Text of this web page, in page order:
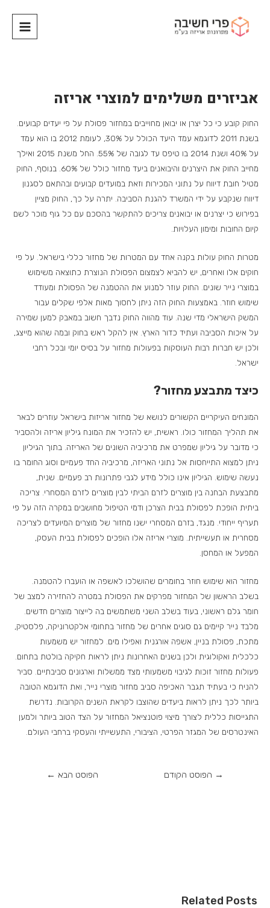
אביזרים משלימים למוצרי אריזה
החוק קובע כי כל יצרן או יבואן מחוייבים במחזור פסולת על פי יעדים קבועים.
בשנת 2011 לדוגמא עמד היעד הכולל על 30%, לעומת 2012 בו הוא עמד
על 40% ושנת 2014 בו טיפס עד לגובה של 55%. החל משנת 2015 ואילך
מחייב החוק את היצרנים והיבואנים ביעד מחזור כולל של 60%. בנוסף, החוק
מטיל חובת דיווח על נתוני המכירות וזאת במועדים קבועים ובהתאם לסגנון
דיווח שנקבע על ידי המשרד להגנת הסביבה. יתרה על כך, החוק מציין
בפירוש כי יצרנים או יבואנים צריכים להתקשר בהסכם עם כל גוף מוכר לשם
קיום החובות ומימון העלויות.
מטרות החוק עולות בקנה אחד עם המטרות של מחזור כללי בישראל. על פי
חוקים אלו ואחרים, יש להביא לצמצום הפסולת הנוצרת כתוצאה משימוש
במוצרי נייר שונים. החוק עוזר למנוע את ההטמנה של הפסולת ומעודד
שימוש חוזר. באמצעות החוק הזה ניתן לחסוך מאות אלפי שקלים עבור
המשק הישראלי מדי שנה. עוד מהווה החוק נדבך חשוב במאבק למען שמירה
על איכות הסביבה ועתיד כדור הארץ. אין להקל ראש בחוק ובמה שהוא מייצג,
ולכן יש חברות רבות העוסקות בפעולות מחזור על בסיס יומי ובכל רחבי
ישראל.
כיצד מתבצע מחזור?
המונחים העיקריים הקשורים לנושא של מחזור אריזות בישראל עוזרים לבאר
את תהליך המחזור כולו. ראשית, יש להזכיר את המונח גיליון אריזה ולהסביר
כי מדובר על גיליון שמפרט את מרכיביה השונים של האריזה. בתוך הגיליון
ניתן למצוא התייחסות אל נתוני האריזה, מרכיביה החד פעמיים וסוג החומר בו
נעשה שימוש. הגיליון אינו כולל מידע לגבי פתרונות רב פעמיים. שנית,
מתבצעת הבחנה בין מוצרים לזרם הביתי לבין מוצרים לזרם המסחרי. צריכה
ביתית הופכת לפסולת בבית הצרכן ודמי הטיפול מחושבים במקרה הזה על פי
תעריף ייחודי. מנגד, בזרם המסחרי ישנו מחזור של מוצרים המיועדים לצריכה
מסחרית או תעשייתית. מוצרי אריזה אלו הופכים לפסולת בבית העסק,
המפעל או המחסן.
מחזור הוא שימוש חוזר בחומרים שהושלכו לאשפה או הועברו להטמנה.
בשלב הראשון של המחזור מפרקים את הפסולת במטרה להחזירה למצב של
חומר גלם ראשוני, בעוד בשלב השני משתמשים בה לייצור מוצרים חדשים.
מלבד נייר קיימים גם סוגים אחרים של מחזור בתחומי אלקטרוניקה, פלסטיק,
מתכת, פסולת בניין, אשפה אורגנית ואפילו מים. למחזור יש משמעות
כלכלית ואקולוגית ולכן בשנים האחרונות ניתן לראות חקיקה בולטת בתחום.
פעולות מחזור זוכות לגיבוי משמעותי מצד ממשלות וארגונים סביבתיים. סביר
להניח כי בעתיד תגבר האכיפה סביב מחזור מוצרי נייר, ואת הדוגמא הטובה
ביותר לכך ניתן לראות ביעדים שהוצבו לקראת השנים הקרובות. נדרשת
התגייסות כללית לצורך מיצוי פוטנציאל המחזור על הצד הטוב ביותר ולמען
האינטרסים של המגזר הפרטי, הציבורי, התעשייתי והעסקי ברחבי העולם.
→ הפוסט הקודם הפוסט הבא ←
Related Posts